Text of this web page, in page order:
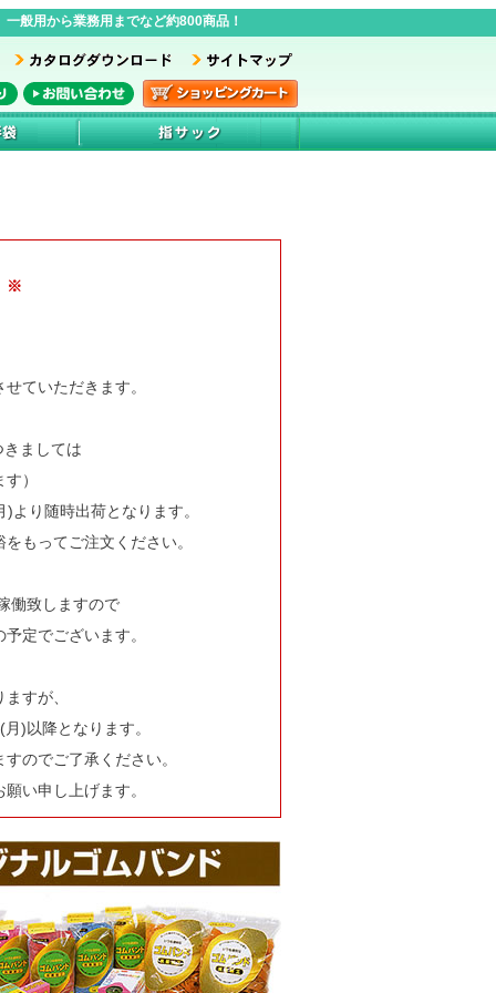
般用から業務用までなど約800商品！
※
ていただきます。
ましては
）
り随時出荷となります。
もってご注文ください。
働致しますので
定でございます。
すが、
)以降となります。
のでご了承ください。
い申し上げます。